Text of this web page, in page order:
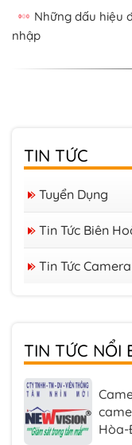
Những dấu hiệu
nhập
TIN TỨC
Tuyển Dụng
Tin Tức Biên
Tin Tức Camera
TIN TỨC NỔI
Hòa-